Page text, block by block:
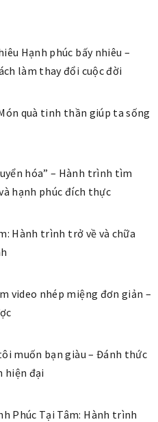
Hạnh phúc bấy nhiêu –
làm thay đổi cuộc đời
quà tinh thần giúp ta sống
hóa” – Hành trình tìm
hạnh phúc đích thực
Hành trình trở về và chữa
video nhép miệng đơn giản –
muốn bạn giàu – Đánh thức
hiện đại
Phúc Tại Tâm: Hành trình